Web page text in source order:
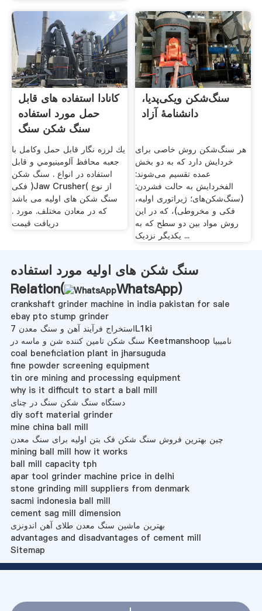
کانادا استفاده های قابل
حمل مورد استفاده
سنگ شکن سنگ
يك لرزه نگار قابل حمل وكامل با
جعبه محافظ آلومينيومي و قابل
استفاده در انواع . سنگ شکن
فکی )Jaw Crusher( از نوع
سنگ شکن های اولیه می باشد
که در معادن مختلف. مورد .
دریافت قیمت
سنگ‌شکن ویکی‌پدیا،
دانشنامهٔ آزاد
هر سنگ‌شکن روش خاصی برای
خردایش دارد که به دو بخش
عمده تقسیم می‌شوند:
الفخردایش به حالت فشردن:
(سنگ‌شکن‌های؛ ژیراتوری اولیه،
فکی و مخروطی)، که در این
روش مواد بین دو سطح که به
یکدیگر نزدیک ...
سنگ شکن های اولیه مورد استفاده
Relation(
WhatsApp)
crankshaft grinder machine in india pakistan for sale
ebay pto stump grinder
استخراج فرآیند آهن و سنگ معدن 7L1ki
سنگ شکن تامین کننده شن و ماسه در Keetmanshoop نامیبیا
coal beneficiation plant in jharsuguda
fine powder screening equipment
tin ore mining and processing equipment
why is it difficult to start a ball mill
دستگاه سنگ شکن سنگ در چنای
diy soft material grinder
mine china ball mill
چین بهترین فروش سنگ شکن فک بتن اولیه برای سنگ معدن
mining ball mill how it works
ball mill capacity tph
apar tool grinder machine price in delhi
stone grinding mill suppliers from denmark
sacmi indonesia ball mill
cement sag mill dimension
بهترین ماشین سنگ معدن طلای آهن اندونزی
advantages and disadvantages of cement mill
Sitemap